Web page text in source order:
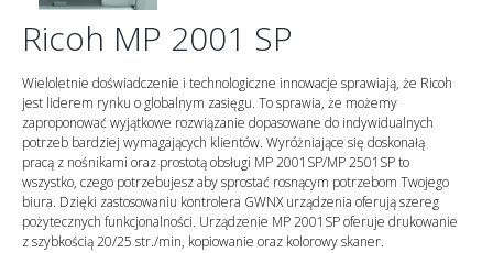
Ricoh MP 2001 SP
Wieloletnie doświadczenie i technologiczne innowacje sprawiają, że Ricoh
jest liderem rynku o globalnym zasięgu. To sprawia, że możemy
zaproponować wyjątkowe rozwiązanie dopasowane do indywidualnych
potrzeb bardziej wymagających klientów. Wyróżniające się doskonałą
pracą z nośnikami oraz prostotą obsługi MP 2001SP/MP 2501SP to
wszystko, czego potrzebujesz aby sprostać rosnącym potrzebom Twojego
biura. Dzięki zastosowaniu kontrolera GWNX urządzenia oferują szereg
pożytecznych funkcjonalności. Urządzenie MP 2001SP oferuje drukowanie
z szybkością 20/25 str./min, kopiowanie oraz kolorowy skaner.